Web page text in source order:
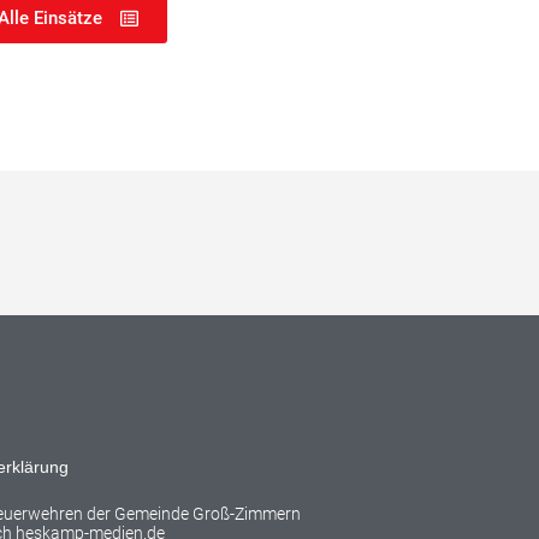
Einsätze
der Gemeinde Groß-Zimmern
heskamp-medien.de